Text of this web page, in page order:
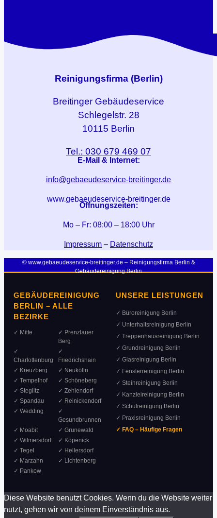
Reinigungsfirma (Berlin)
Breitinger Gebäudeservice
Schlegelstr. 28
10115 Berlin
Tel.: 030 679 469 07
E-Mail & Internet:
info@gebaeudeservice-breitinger.de
www.gebaeudeservice-breitinger.de
Öffnungszeiten:
Mo – Fr: 08:00 – 18:00 Uhr
Impressum – Datenschutz
© www.gebaeudeservice-breitinger.de – Reinigungsfirma Berlin &
Gebäudereinigung Berlin
GEBÄUDEREINIGUNG
BERLIN – ALLE
BEZIRKE
✓ Mitte
✓ Prenzlauer
Berg
✓
Charlottenburg
✓
Friedrichshain
✓ Kreuzberg
✓ Neukölln
✓ Tempelhof
✓ Schöneberg
✓ Steglitz
✓ Zehlendorf
✓ Spandau
✓ Reinickendorf
✓ Wedding
✓
Gesundbrunnen
✓ Moabit
✓ Grunewald
✓ Wilmersdorf
✓ Köpenick
✓ Tegel
✓ Hellersdorf
✓ Marzahn
✓ Lichtenberg
✓ Pankow
UNSERE LEISTUNGEN
✓ Büroreinigung Berlin
✓ Unterhaltsreinigung Berlin
✓ Treppenhausreinigung Berlin
✓ Grundreinigung Berlin
✓ Glasreinigung Berlin
✓ Fensterreinigung Berlin
✓ Steinreinigung Berlin
✓ Kanzleireinigung Berlin
✓ Schulreinigung Berlin
✓ Praxisreinigung Berlin
✓ FAQ – Häufige Fragen
Diese Website benutzt Cookies. Wenn du die Website weiter
nutzt, gehen wir von deinem Einverständnis aus.